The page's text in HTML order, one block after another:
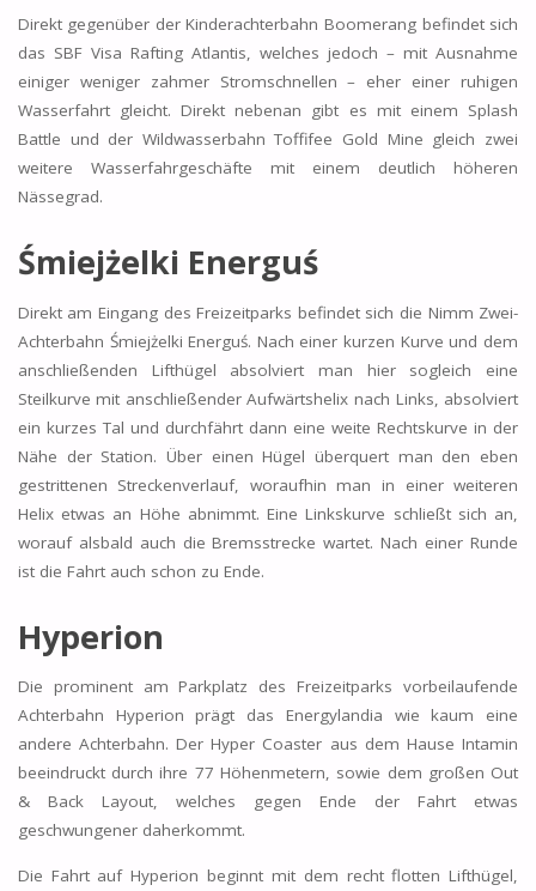
Direkt gegenüber der Kinderachterbahn Boomerang befindet sich
das SBF Visa Rafting Atlantis, welches jedoch – mit Ausnahme
einiger weniger zahmer Stromschnellen – eher einer ruhigen
Wasserfahrt gleicht. Direkt nebenan gibt es mit einem Splash
Battle und der Wildwasserbahn Toffifee Gold Mine gleich zwei
weitere Wasserfahrgeschäfte mit einem deutlich höheren
Nässegrad.
Śmiejżelki Energuś
Direkt am Eingang des Freizeitparks befindet sich die Nimm Zwei-
Achterbahn Śmiejżelki Energuś. Nach einer kurzen Kurve und dem
anschließenden Lifthügel absolviert man hier sogleich eine
Steilkurve mit anschließender Aufwärtshelix nach Links, absolviert
ein kurzes Tal und durchfährt dann eine weite Rechtskurve in der
Nähe der Station. Über einen Hügel überquert man den eben
gestrittenen Streckenverlauf, woraufhin man in einer weiteren
Helix etwas an Höhe abnimmt. Eine Linkskurve schließt sich an,
worauf alsbald auch die Bremsstrecke wartet. Nach einer Runde
ist die Fahrt auch schon zu Ende.
Hyperion
Die prominent am Parkplatz des Freizeitparks vorbeilaufende
Achterbahn Hyperion prägt das Energylandia wie kaum eine
andere Achterbahn. Der Hyper Coaster aus dem Hause Intamin
beeindruckt durch ihre 77 Höhenmetern, sowie dem großen Out
& Back Layout, welches gegen Ende der Fahrt etwas
geschwungener daherkommt.
Die Fahrt auf Hyperion beginnt mit dem recht flotten Lifthügel,